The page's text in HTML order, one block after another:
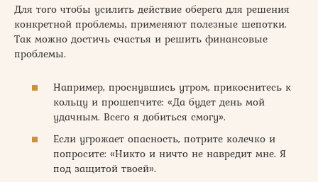
Для того чтобы усилить действие оберега для решения
конкретной проблемы, применяют полезные шепотки.
Так можно достичь счастья и решить финансовые
проблемы.
Например, проснувшись утром, прикоснитесь к
кольцу и прошепчите: «Да будет день мой
удачным. Всего я добиться смогу».
Если угрожает опасность, потрите колечко и
попросите: «Никто и ничто не навредит мне. Я
под защитой твоей».